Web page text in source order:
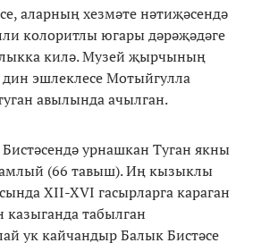
аларның хезмәте нәтиҗәсендә
колоритлы югары дәрәҗәдәге
килә. Музей җырчының
дин эшлеклесе Мотыйгулла
авылында ачылган.
урнашкан Туган якны
(66 тавыш). Иң кызыклы
XII-XVI гасырларга караган
табылган
ук кайчандыр Балык Бистәсе